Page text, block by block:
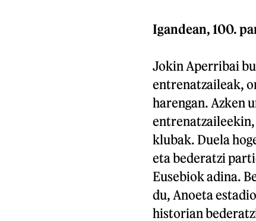
Igandean, 100.
Jokin Aperribai
entrenatzaileak,
harengan. Azken
entrenatzaileekin,
klubak. Duela
eta bederatzi
Eusebiok adina.
du, Anoeta
historian